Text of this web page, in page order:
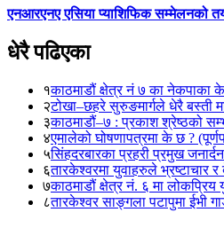
एनआरएनए एसिया प्याशिफिक सम्मेलनको
धेरै पढिएका
१काठमाडौं क्षेत्र नं ७ का नेकपाका
२टोखा–छहरे सुरुङमार्गले धेरै बस्ती
३काठमाडौं–७ : प्रकाश श्रेष्ठको
४एमालेको घोषणापत्रमा के छ ?
५सिंहदरबारका प्रहरी प्रमुख
६तारकेश्वरमा युवाहरुले भ्रष्टाचार र
७काठमाडौं क्षेत्र नं. ६ मा लोकप्रिय
८तारकेश्वर साङ्गला पटापुमा ईभी